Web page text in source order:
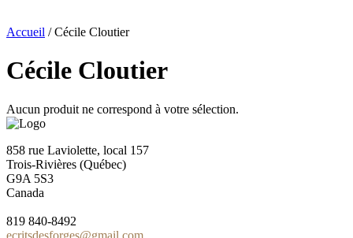
Accueil / Cécile Cloutier
Cécile Cloutier
Aucun produit ne correspond à votre sélection.
858 rue Laviolette, local 157
Trois-Rivières (Québec)
G9A 5S3
Canada
819 840-8492
ecritsdesforges@gmail.com